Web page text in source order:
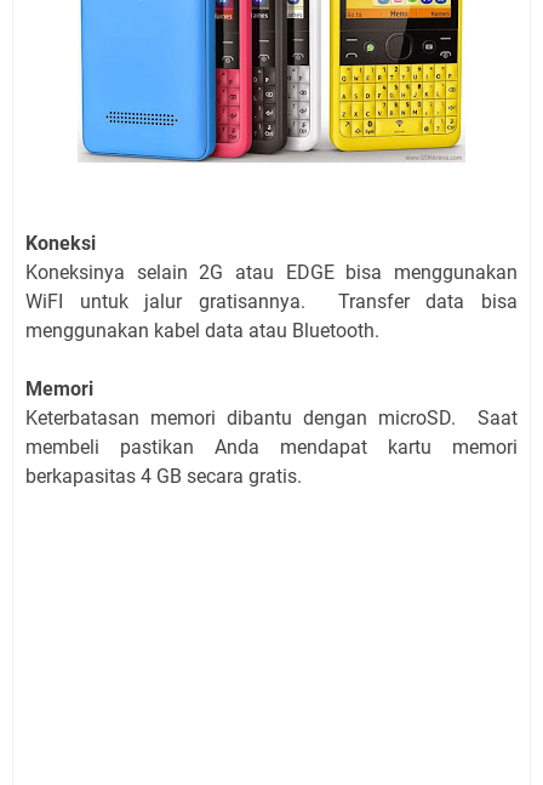
Koneksi
Koneksinya selain 2G atau EDGE bisa menggunakan
WiFI untuk jalur gratisannya. Transfer data bisa
menggunakan kabel data atau Bluetooth.
Memori
Keterbatasan memori dibantu dengan microSD. Saat
membeli pastikan Anda mendapat kartu memori
berkapasitas 4 GB secara gratis.